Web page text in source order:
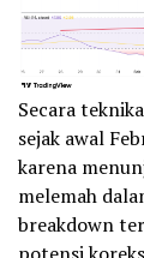
Secara
sejak awal
karena
melemah
breakdown